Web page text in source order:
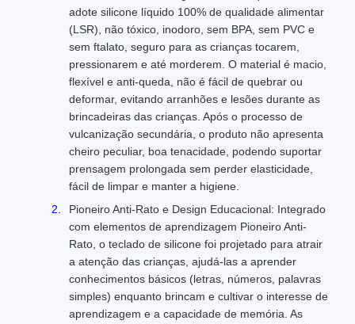
adote silicone líquido 100% de qualidade alimentar
(LSR), não tóxico, inodoro, sem BPA, sem PVC e
sem ftalato, seguro para as crianças tocarem,
pressionarem e até morderem. O material é macio,
flexível e anti-queda, não é fácil de quebrar ou
deformar, evitando arranhões e lesões durante as
brincadeiras das crianças. Após o processo de
vulcanização secundária, o produto não apresenta
cheiro peculiar, boa tenacidade, podendo suportar
prensagem prolongada sem perder elasticidade,
fácil de limpar e manter a higiene.
Pioneiro Anti-Rato e Design Educacional: Integrado
com elementos de aprendizagem Pioneiro Anti-
Rato, o teclado de silicone foi projetado para atrair
a atenção das crianças, ajudá-las a aprender
conhecimentos básicos (letras, números, palavras
simples) enquanto brincam e cultivar o interesse de
aprendizagem e a capacidade de memória. As